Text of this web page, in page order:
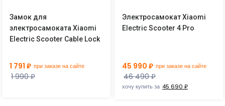
Замок для
электросамоката Xiaomi
Electric Scooter Cable Lock
1 791 ₽ при заказе на сайте
1 990 ₽
Электросамокат Xiaomi
Electric Scooter 4 Pro
45 990 ₽ при заказе на сайте
46 490 ₽
хочу купить за 45 690 ₽